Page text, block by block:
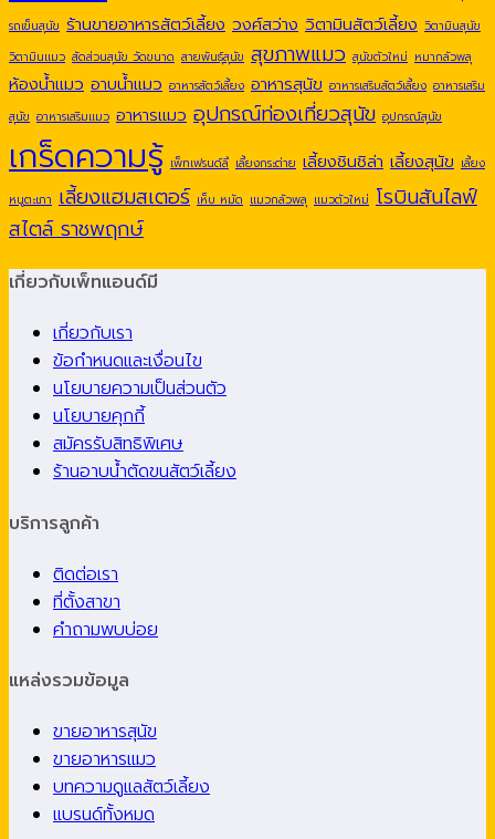
รถเข็นสุนัข ร้านขายอาหารสัตว์เลี้ยง วงศ์สว่าง วิตามินสัตว์เลี้ยง วิตามินสุนัข
วิตามินแมว สัดส่วนสุนัข วัดขนาด สายพันธุ์สุนัข สุขภาพแมว สุนัขตัวใหม่ หมากลัวพลุ
ห้องน้ำแมว อาบน้ำแมว อาหารสัตว์เลี้ยง อาหารสุนัข อาหารเสริมสัตว์เลี้ยง อาหารเสริม
สุนัข อาหารเสริมแมว อาหารแมว อุปกรณ์ท่องเที่ยวสุนัข อุปกรณ์สุนัข
เกร็ดความรู้ เพ็ทเฟรนด์ลี่ เลี้ยงกระต่าย เลี้ยงชินชิล่า เลี้ยงสุนัข เลี้ยง
หนูตะเภา เลี้ยงแฮมสเตอร์ เห็บ หมัด แมวกลัวพลุ แมวตัวใหม่ โรบินสันไลฟ์
สไตล์ ราชพฤกษ์
เกี่ยวกับเพ็ทแอนด์มี
เกี่ยวกับเรา
ข้อกำหนดและเงื่อนไข
นโยบายความเป็นส่วนตัว
นโยบายคุกกี้
สมัครรับสิทธิพิเศษ
ร้านอาบน้ำตัดขนสัตว์เลี้ยง
บริการลูกค้า
ติดต่อเรา
ที่ตั้งสาขา
คำถามพบบ่อย
แหล่งรวมข้อมูล
ขายอาหารสุนัข
ขายอาหารแมว
บทความดูแลสัตว์เลี้ยง
แบรนด์ทั้งหมด